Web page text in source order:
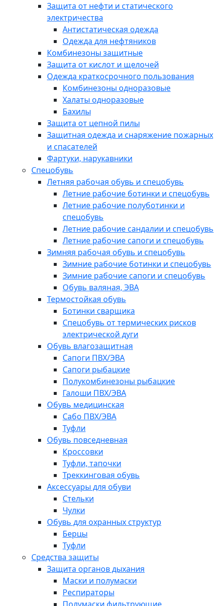
Защита от нефти и статического
электричества
Антистатическая одежда
Одежда для нефтяников
Комбинезоны защитные
Защита от кислот и щелочей
Одежда краткосрочного пользования
Комбинезоны одноразовые
Халаты одноразовые
Бахилы
Защита от цепной пилы
Защитная одежда и снаряжение пожарных
и спасателей
Фартуки, нарукавники
Спецобувь
Летняя рабочая обувь и спецобувь
Летние рабочие ботинки и спецобувь
Летние рабочие полуботинки и
спецобувь
Летние рабочие сандалии и спецобувь
Летние рабочие сапоги и спецобувь
Зимняя рабочая обувь и спецобувь
Зимние рабочие ботинки и спецобувь
Зимние рабочие сапоги и спецобувь
Обувь валяная, ЭВА
Термостойкая обувь
Ботинки сварщика
Спецобувь от термических рисков
электрической дуги
Обувь влагозащитная
Сапоги ПВХ/ЭВА
Сапоги рыбацкие
Полукомбинезоны рыбацкие
Галоши ПВХ/ЭВА
Обувь медицинская
Сабо ПВХ/ЭВА
Туфли
Обувь повседневная
Кроссовки
Туфли, тапочки
Треккинговая обувь
Аксессуары для обуви
Стельки
Чулки
Обувь для охранных структур
Берцы
Туфли
Средства защиты
Защита органов дыхания
Маски и полумаски
Респираторы